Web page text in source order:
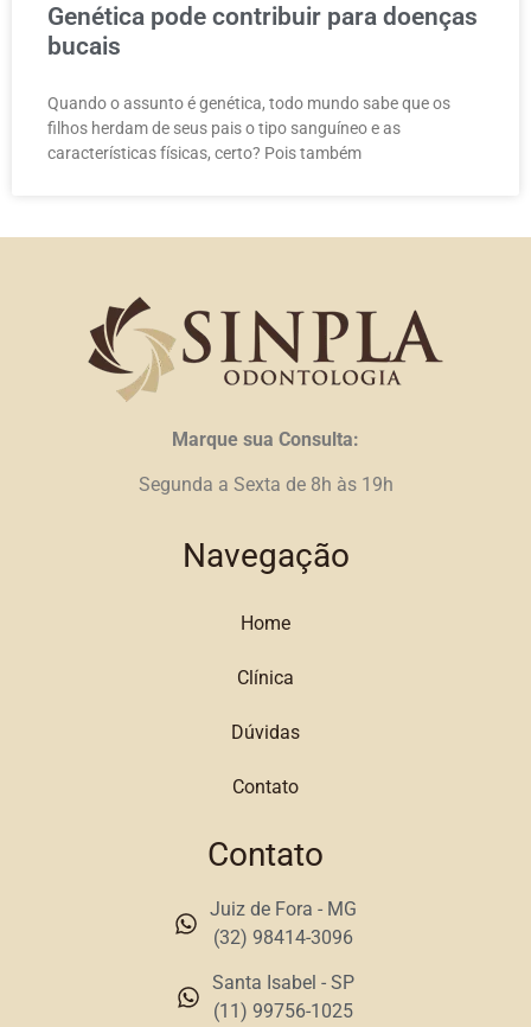
Genética pode contribuir para doenças
bucais
Quando o assunto é genética, todo mundo sabe que os
filhos herdam de seus pais o tipo sanguíneo e as
características físicas, certo? Pois também
Marque sua Consulta:
Segunda a Sexta de 8h às 19h
Navegação
Home
Clínica
Dúvidas
Contato
Contato
Juiz de Fora - MG
(32) 98414-3096
Santa Isabel - SP
(11) 99756-1025